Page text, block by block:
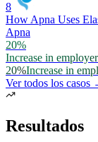
8
How Apna Uses
Apna
20%
Increase in
20%Increase in
Ver todos los casos
Resultados